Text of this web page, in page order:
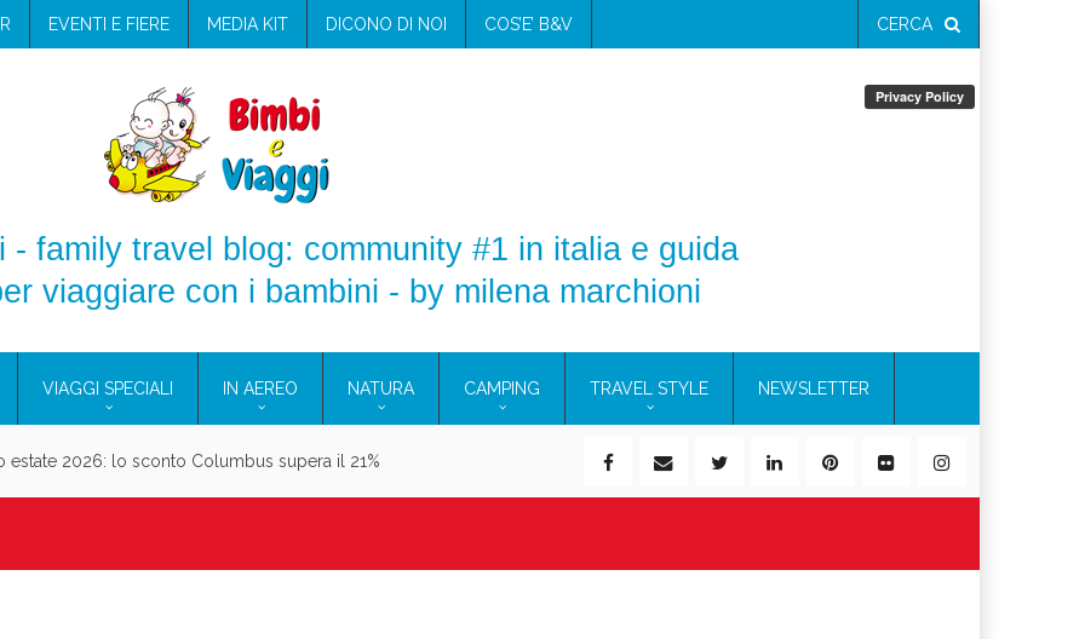
EVENTI E FIERE MEDIA KIT DICONO DI NOI COS’E’ B&V CERCA
- family travel blog: community #1 in italia e guida
viaggiare con i bambini - by milena marchioni
VIAGGI SPECIALI IN AEREO NATURA CAMPING TRAVEL STYLE NEWSLETTER
i prodotti che hanno conquistato la mia valigia (e la pelle sensibile)